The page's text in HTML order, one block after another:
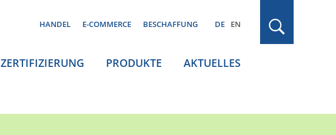
HANDEL E-COMMERCE BESCHAFFUNG DE EN
ZERTIFIZIERUNG PRODUKTE AKTUELLES